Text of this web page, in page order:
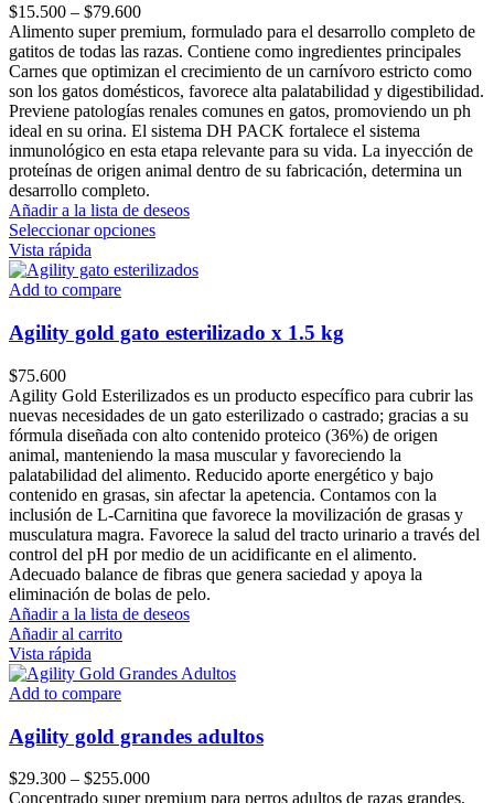
$15.500 – $79.600Price
range:
$15.500
through
$79.600
Alimento super premium, formulado para el desarrollo completo de
gatitos de todas las razas. Contiene como ingredientes principales
Carnes que optimizan el crecimiento de un carnívoro estricto como
son los gatos domésticos, favorece alta palatabilidad y digestibilidad.
Previene patologías renales comunes en gatos, promoviendo un ph
ideal en su orina. El sistema DH PACK fortalece el sistema
inmunológico en esta etapa relevante para su vida. La inyección de
proteínas de origen animal dentro de su fabricación, determina un
desarrollo completo.
Añadir a la lista de deseos
Seleccionar opcionesEste
tiene
Las
opciones
pueden
elegir
en
la
página
de
producto
Vista rápida
Add to compare
Agility gold gato esterilizado x 1.5 kg
$75.600
Agility Gold Esterilizados es un producto específico para cubrir las
nuevas necesidades de un gato esterilizado o castrado; gracias a su
fórmula diseñada con alto contenido proteico (36%) de origen
animal, manteniendo la masa muscular y favoreciendo la
palatabilidad del alimento. Reducido aporte energético y bajo
contenido en grasas, sin afectar la apetencia. Contamos con la
inclusión de L-Carnitina que favorece la movilización de grasas y
musculatura magra. Favorece la salud del tracto urinario a través del
control del pH por medio de un acidificante en el alimento.
Adecuado balance de fibras que genera saciedad y apoya la
eliminación de bolas de pelo.
Añadir a la lista de deseos
Añadir al carrito
Vista rápida
Add to compare
Agility gold grandes adultos
$29.300 – $255.000Price
range:
Concentrado super premium para perros adultos de razas grandes.